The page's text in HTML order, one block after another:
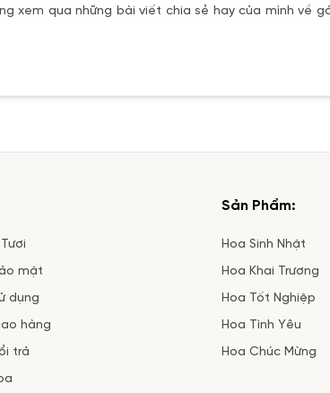
xem qua những bài viết chia sẻ hay của mình về
mật
dụng
hàng
trả
Sản Phẩm:
Hoa Sinh Nhật
Hoa Khai Trương
Hoa Tốt Nghiệp
Hoa Tình Yêu
Hoa Chúc Mừng